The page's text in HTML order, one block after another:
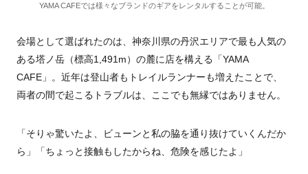
YAMA CAFEでは様々なブランドのギアをレンタルすることが可能。
会場として選ばれたのは、神奈川県の丹沢エリアで最も人気の
ある塔ノ岳（標高1,491m）の麓に店を構える「YAMA
CAFE」。近年は登山者もトレイルランナーも増えたことで、
両者の間で起こるトラブルは、ここでも無縁ではありません。
「そりゃ驚いたよ、ビューンと私の脇を通り抜けていくんだか
ら」「ちょっと接触もしたからね、危険を感じたよ」